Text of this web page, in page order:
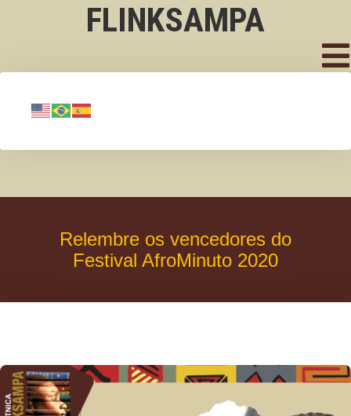
FLINKSAMPA
Relembre os vencedores do
Festival AfroMinuto 2020